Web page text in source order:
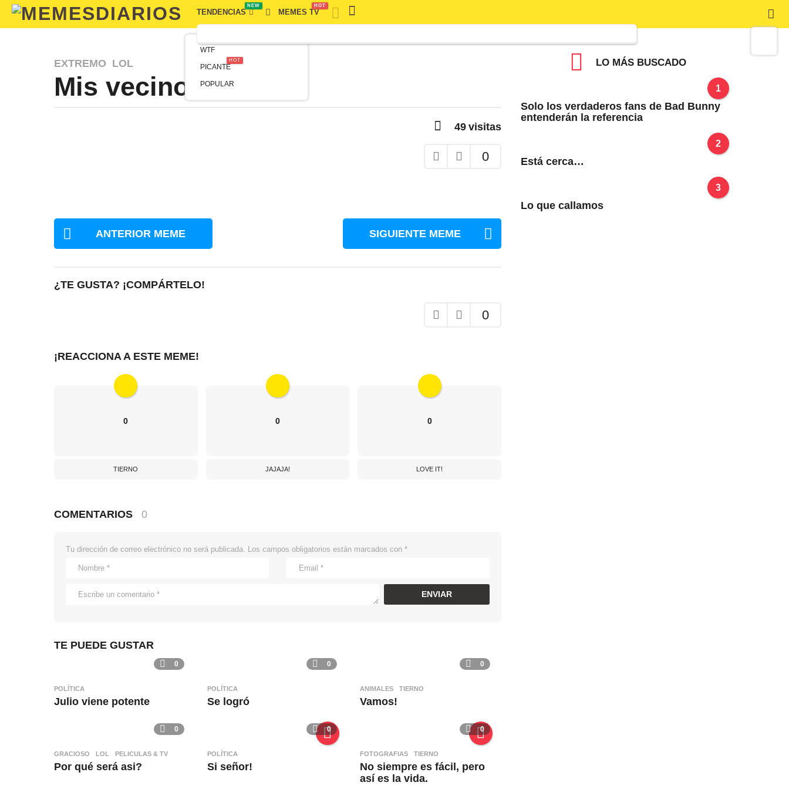
TENDENCIAS
NEW
WTF
PICANTE
HOT
POPULAR
MEMES TV
HOT
EXTREMO ,LOL
Mis vecinos
49 visitas
0
ANTERIOR MEME SIGUIENTE MEME
¿TE GUSTA? ¡COMPÁRTELO!
0
¡REACCIONA A ESTE MEME!
0
TIERNO
0
JAJAJA!
0
LOVE IT!
COMENTARIOS 0
Tu dirección de correo electrónico no será publicada. Los campos obligatorios están marcados con *
TE PUEDE GUSTAR
0
POLÍTICA
Julio viene potente
0
POLÍTICA
Se logró
0
ANIMALES ,TIERNO
Vamos!
0
GRACIOSO ,LOL ,PELICULAS & TV
Por qué será asi?
0
POLÍTICA
Si señor!
0
FOTOGRAFIAS ,TIERNO
No siempre es fácil, pero
así es la vida.
LO MÁS BUSCADO
1
Solo los verdaderos fans de Bad Bunny
entenderán la referencia
2
Está cerca…
3
Lo que callamos